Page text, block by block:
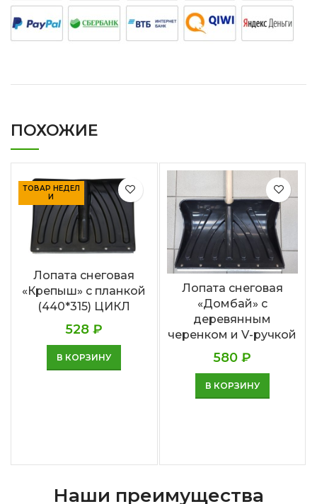
ПОХОЖИЕ
ТОВАР НЕДЕЛ
И
Лопата снеговая
«Крепыш» с планкой
(440*315) ЦИКЛ
528₽
В КОРЗИНУ
Лопата снеговая
«Домбай» с
деревянным
черенком и V-ручкой
580₽
В КОРЗИНУ
Наши преимущества